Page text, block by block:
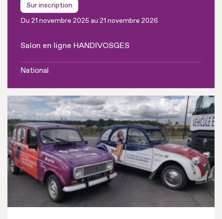
Sur inscription
Du 21 novembre 2025 au 21 novembre 2026
Salon en ligne HANDIVOSGES
National